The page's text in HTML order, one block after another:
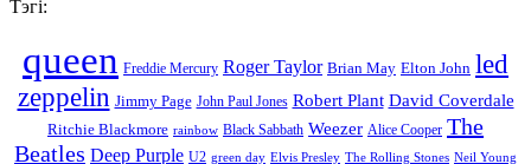
Тэгі:
queen Freddie Mercury Roger Taylor Brian May Elton John led
zeppelin Jimmy Page John Paul Jones Robert Plant David Coverdale
Ritchie Blackmore rainbow Black Sabbath Weezer Alice Cooper The
Beatles Deep Purple U2 green day Elvis Presley The Rolling Stones Neil Young